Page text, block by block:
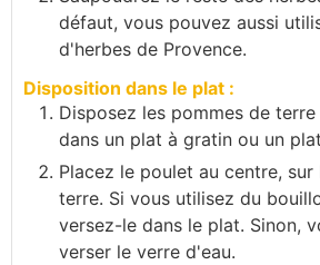
défaut, vous pouvez aussi
d'herbes de Provence.
Disposition dans le plat :
Disposez les pommes de terre
dans un plat à gratin ou un
Placez le poulet​ au centre,
terre. Si vous utilisez du
versez-le dans le plat. Sinon,
verser le verre d'eau.